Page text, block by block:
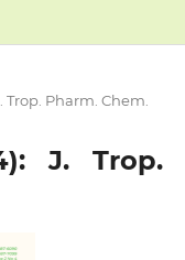
Trop. Pharm. Chem.
J. Trop.